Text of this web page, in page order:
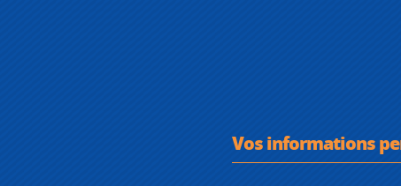
Vos informations